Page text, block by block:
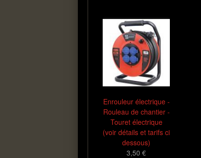
Enrouleur électrique -
Rouleau de chantier -
Touret électrique
(voir détails et tarifs ci
dessous)
3,50 €